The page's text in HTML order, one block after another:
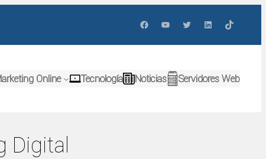
FacebookYouTubeTwitterLinkedInTikTok
Online Tecnología Noticias Servidores Web
Digital